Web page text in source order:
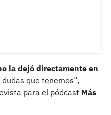
la dejó directamente en
que tenemos”,
para el pódcast Más